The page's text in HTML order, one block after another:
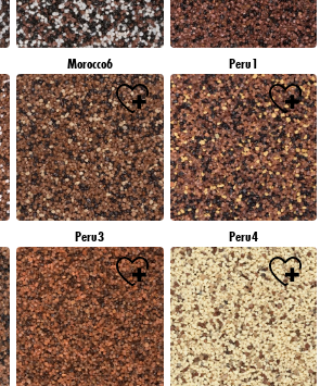
Morocco6 Peru1
Peru3 Peru4